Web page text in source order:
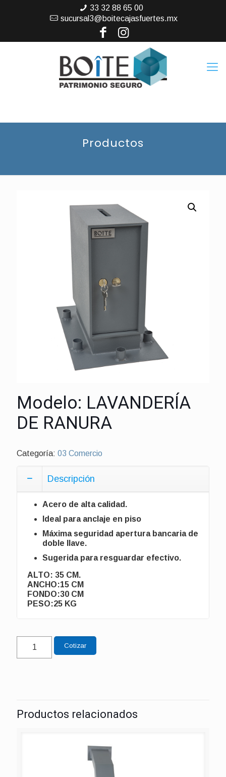
33 32 88 65 00
sucursal3@boitecajasfuertes.mx
Productos
Modelo: LAVANDERÍA
DE RANURA
Categoría: 03 Comercio
Descripción
Acero de alta calidad.
Ideal para anclaje en piso
Máxima seguridad apertura bancaria de
doble llave.
Sugerida para resguardar efectivo.
ALTO: 35 CM.
ANCHO:15 CM
FONDO:30 CM
PESO:25 KG
LAVANDERÍA
RANURA
Cotizar
Productos relacionados